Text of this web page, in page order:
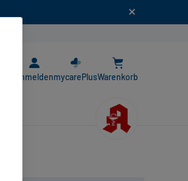
AnmeldenmycarePlusWarenkorb